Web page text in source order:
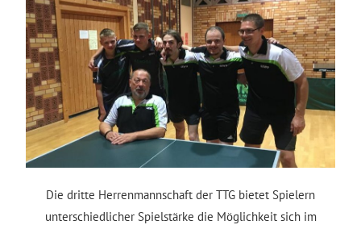
Die dritte Herrenmannschaft der TTG bietet Spielern
unterschiedlicher Spielstärke die Möglichkeit sich im